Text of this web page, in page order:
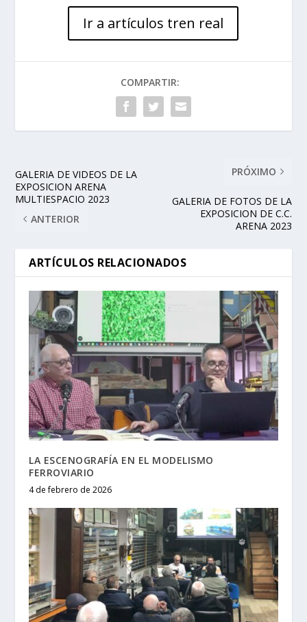
Ir a artículos tren real
COMPARTIR:
GALERIA DE VIDEOS DE LA
EXPOSICION ARENA
MULTIESPACIO 2023
ANTERIOR
PRÓXIMO
GALERIA DE FOTOS DE LA
EXPOSICION DE C.C.
ARENA 2023
ARTÍCULOS RELACIONADOS
LA ESCENOGRAFÍA EN EL MODELISMO
FERROVIARIO
4 de febrero de 2026